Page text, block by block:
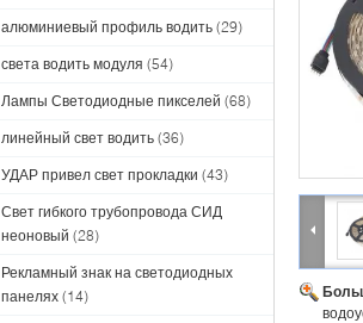
алюминиевый профиль водить (29)
света водить модуля (54)
Лампы Светодиодные пикселей (68)
линейный свет водить (36)
УДАР привел свет прокладки (43)
Свет гибкого трубопровода СИД
неоновый (28)
Рекламный знак на светодиодных
панелях (14)